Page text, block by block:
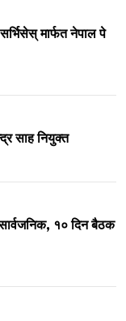
मार्फत नेपाल पे
साह नियुक्त
१० दिन बैठक